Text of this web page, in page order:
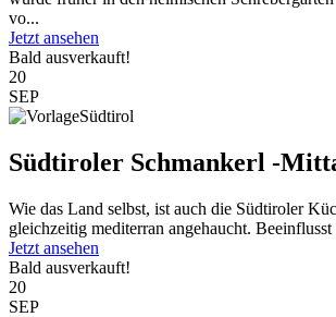
vo...
Jetzt ansehen
Bald ausverkauft!
20
SEP
Südtiroler Schmankerl -
Wie das Land selbst, ist auch die Südtiroler
gleichzeitig mediterran angehaucht.
Jetzt ansehen
Bald ausverkauft!
20
SEP